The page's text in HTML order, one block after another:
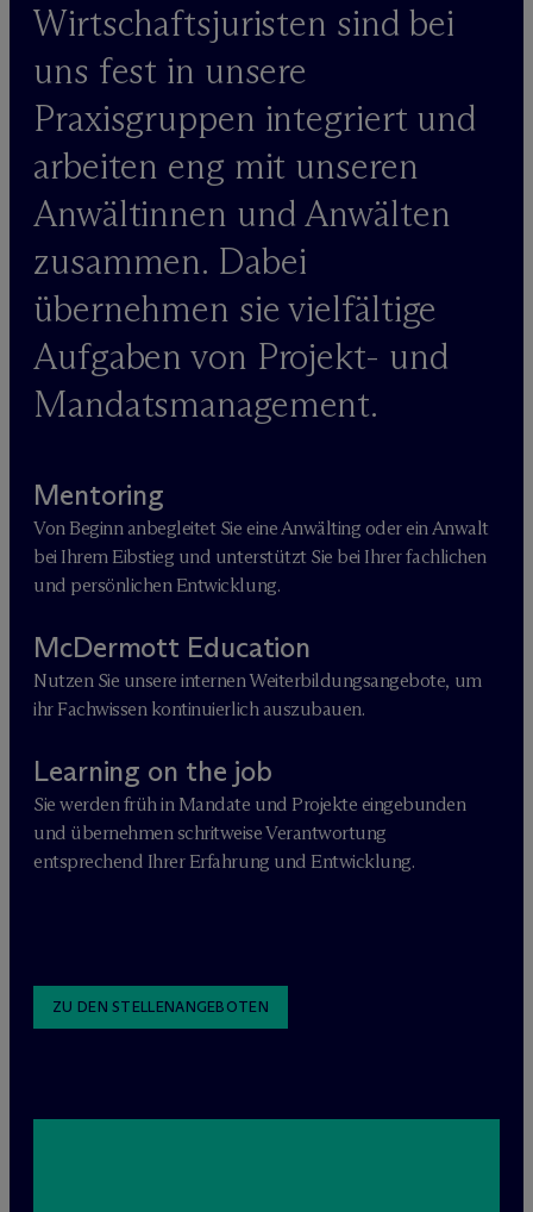
Wirtschaftsjuristen sind bei
uns fest in unsere
Praxisgruppen integriert und
arbeiten eng mit unseren
Anwältinnen und Anwälten
zusammen. Dabei
übernehmen sie vielfältige
Aufgaben von Projekt- und
Mandatsmanagement.
Mentoring
Von Beginn anbegleitet Sie eine Anwälting oder ein Anwalt
bei Ihrem Eibstieg und unterstützt Sie bei Ihrer fachlichen
und persönlichen Entwicklung.
McDermott Education
Nutzen Sie unsere internen Weiterbildungsangebote, um
ihr Fachwissen kontinuierlich auszubauen.
Learning on the job
Sie werden früh in Mandate und Projekte eingebunden
und übernehmen schritweise Verantwortung
entsprechend Ihrer Erfahrung und Entwicklung.
ZU DEN STELLENANGEBOTEN